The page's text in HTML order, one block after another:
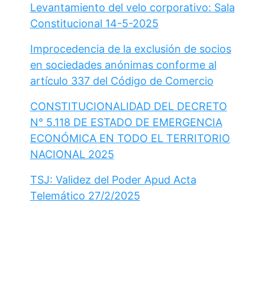
Levantamiento del velo corporativo: Sala
Constitucional 14-5-2025
Improcedencia de la exclusión de socios
en sociedades anónimas conforme al
artículo 337 del Código de Comercio
CONSTITUCIONALIDAD DEL DECRETO
N° 5.118 DE ESTADO DE EMERGENCIA
ECONÓMICA EN TODO EL TERRITORIO
NACIONAL 2025
TSJ: Validez del Poder Apud Acta
Telemático 27/2/2025